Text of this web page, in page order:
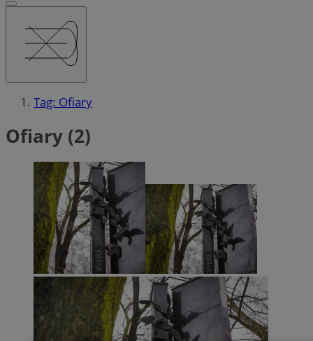
Tag: Ofiary
Ofiary (2)